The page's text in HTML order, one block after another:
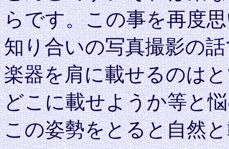
らです。この事を再度
知り合いの写真撮影の
楽器を肩に載せるのは
どこに載せようか等と
この姿勢をとると自然